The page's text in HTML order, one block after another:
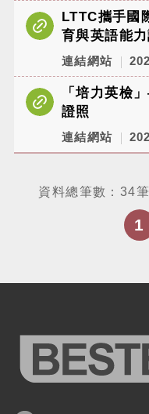
LTTC攜手國
育與英語能
連結網站
「培力英檢
證照
連結網站
資料總筆數： 34
1